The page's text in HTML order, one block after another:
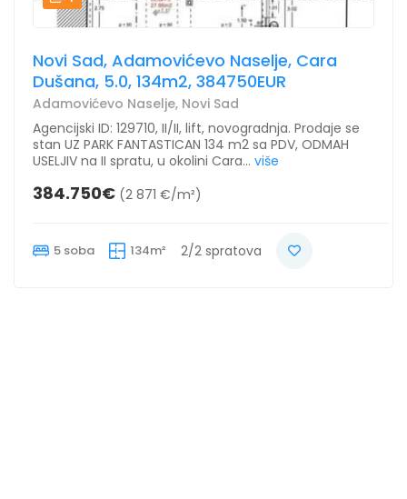
Novi Sad, Adamovićevo Naselje, Cara
Dušana, 5.0, 134m2, 384750EUR
Adamovićevo Naselje, Novi Sad
Agencijski ID: 129710, II/II, lift, novogradnja. Prodaje se
stan UZ PARK FANTASTICAN 134 m2 sa PDV, ODMAH
USELJIV na II spratu, u okolini Cara... više
384.750€ (2 871 €/m²)
5 soba 134m² 2/2 spratova